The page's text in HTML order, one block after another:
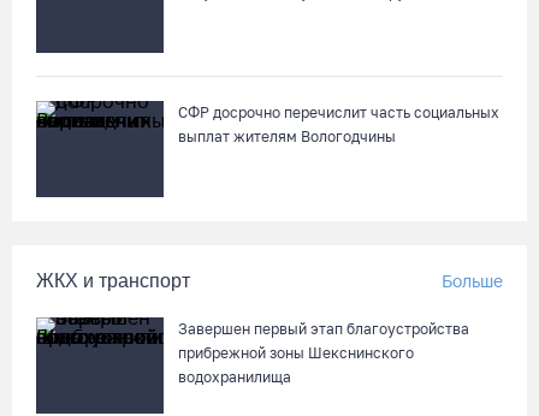
СФР досрочно перечислит часть социальных
выплат жителям Вологодчины
ЖКХ и транспорт Больше
Завершен первый этап благоустройства
прибрежной зоны Шекснинского
водохранилища